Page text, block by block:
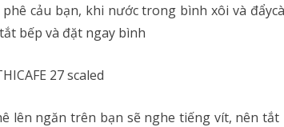
cảu bạn, khi nước trong bình xôi và
bếp và đặt ngay bình
lên ngăn trên bạn sẽ nghe tiếng vít, nên